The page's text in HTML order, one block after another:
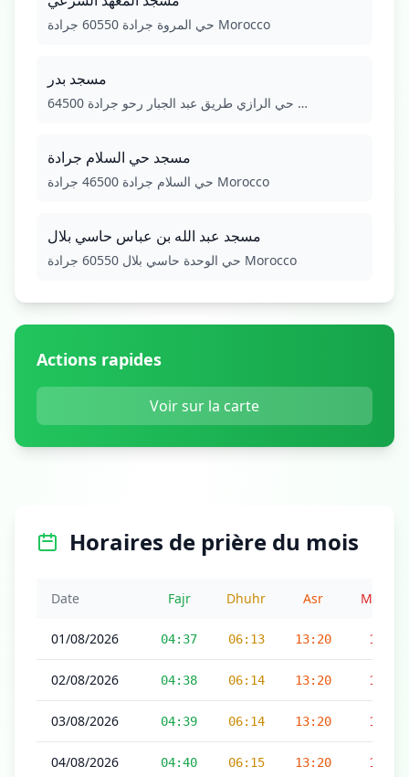
حي المروة جرادة 60550 جرادة Morocco
مسجد بدر
حي الرازي طريق عبد الجبار رحو جرادة 64500 …
مسجد حي السلام جرادة
حي السلام جرادة 46500 جرادة Morocco
مسجد عبد الله بن عباس حاسي بلال
حي الوحدة حاسي بلال 60550 جرادة Morocco
Actions rapides
Voir sur la carte
Horaires de prière du mois
Date Fajr Dhuhr Asr
01/08/2026 04:37 06:13 13:20 17:00
02/08/2026 04:38 06:14 13:20 16:59
03/08/2026 04:39 06:14 13:20 16:59
04/08/2026 04:40 06:15 13:20 16:59